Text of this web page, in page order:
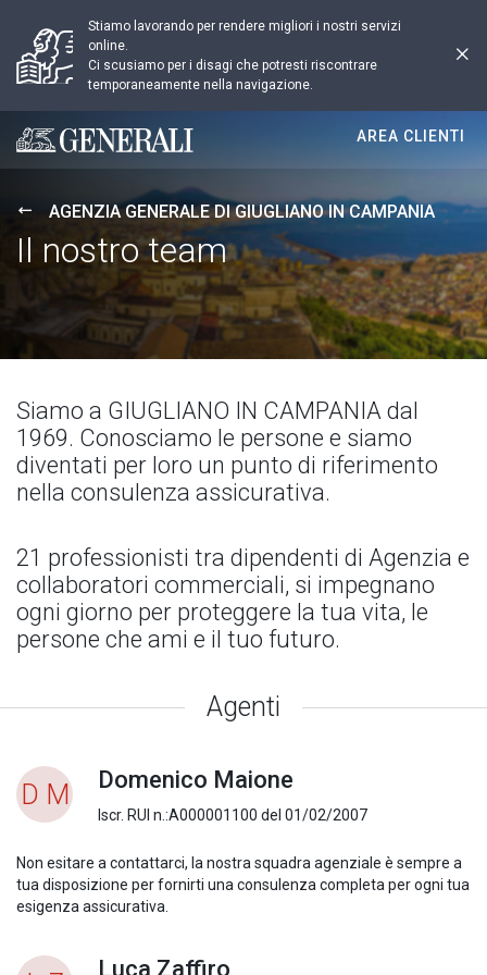
Stiamo lavorando per rendere migliori i nostri servizi
online.
Ci scusiamo per i disagi che potresti riscontrare
temporaneamente nella navigazione.
Generali logo
AREA CLIENTI
AGENZIA GENERALE DI GIUGLIANO IN CAMPANIA
Il nostro team
Siamo a GIUGLIANO IN CAMPANIA dal
1969. Conosciamo le persone e siamo
diventati per loro un punto di riferimento
nella consulenza assicurativa.
21 professionisti tra dipendenti di Agenzia e
collaboratori commerciali, si impegnano
ogni giorno per proteggere la tua vita, le
persone che ami e il tuo futuro.
Agenti
D M Domenico Maione
Iscr. RUI n.:A000001100 del 01/02/2007
Non esitare a contattarci, la nostra squadra agenziale è sempre a
tua disposizione per fornirti una consulenza completa per ogni tua
esigenza assicurativa.
Luca Zaffiro